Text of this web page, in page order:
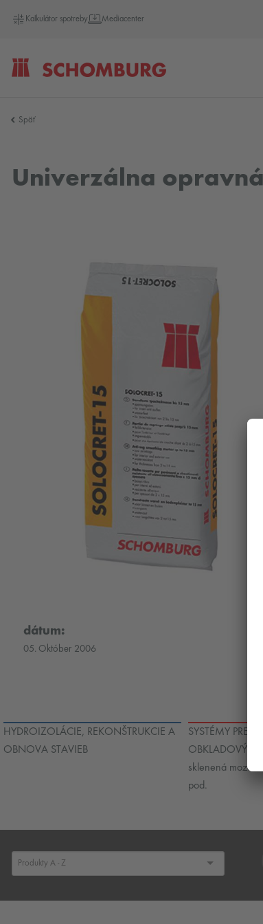
Kalkulátor spotreby Mediacenter
Späť
Univerzálna opravná
dátum:
05. Október 2006
HYDROIZOLÁCIE, REKONŠTRUKCIE A
OBNOVA STAVIEB
SYSTÉMY PRE
sklenená
pod.